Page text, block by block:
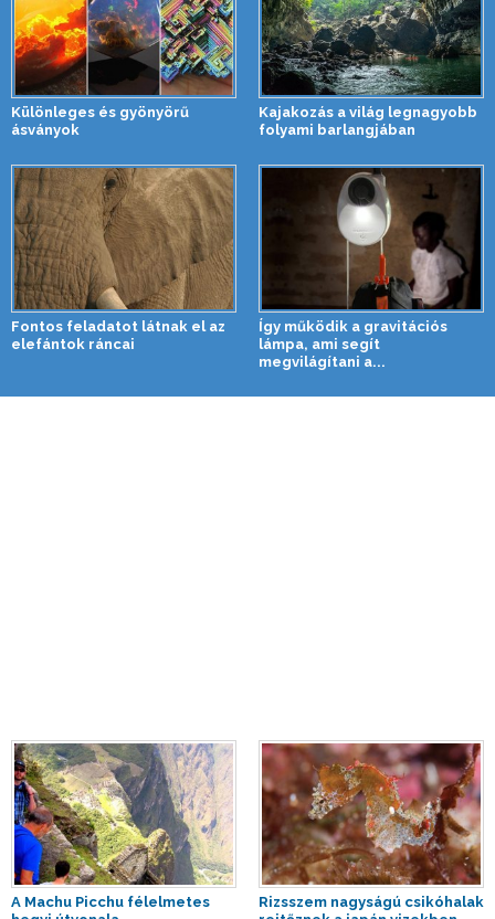
Különleges és gyönyörű
ásványok
Kajakozás a világ legnagyobb
folyami barlangjában
Fontos feladatot látnak el az
elefántok ráncai
Így működik a gravitációs
lámpa, ami segít
megvilágítani a...
A Machu Picchu félelmetes
Rizsszem nagyságú csikóhalak